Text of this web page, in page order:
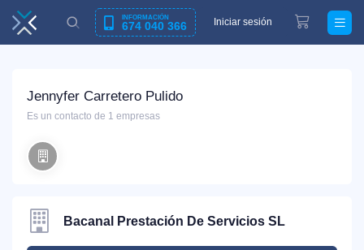
INFORMACIÓN
674 040 366 Iniciar sesión
Jennyfer Carretero Pulido
Es un contacto de 1 empresas
Bacanal Prestación De Servicios SL